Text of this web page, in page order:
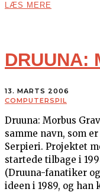
LÆS MERE
DRUUNA:
13. MARTS 2006
COMPUTERSPIL
Druuna: Morbus
samme navn, som
Serpieri. Projektet
startede tilbage i
(Druuna-fanatiker
ideen i 1989, og